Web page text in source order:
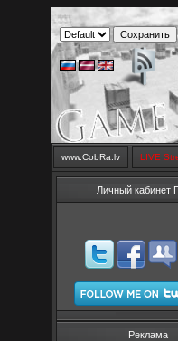
www.CobRa.lv LIVE
Личный кабинет
Реклама